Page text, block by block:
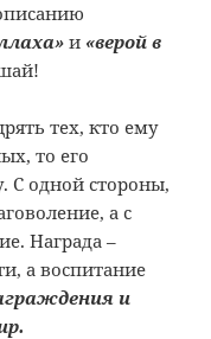
и «верой в
тех, кто ему
то его
С одной стороны,
а с
Награда –
а воспитание
и